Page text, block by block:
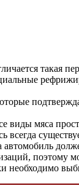
такая
виды мяса
всегда
поэтому
необходимо